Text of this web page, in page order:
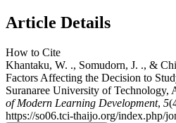
Article Details
How to Cite
Khantaku, W. ., Somudorn, J. ., &
Factors Affecting the Decision to
Suranaree University of Technology,
of Modern Learning Development, 5
https://so06.tci-thaijo.org/index.php/